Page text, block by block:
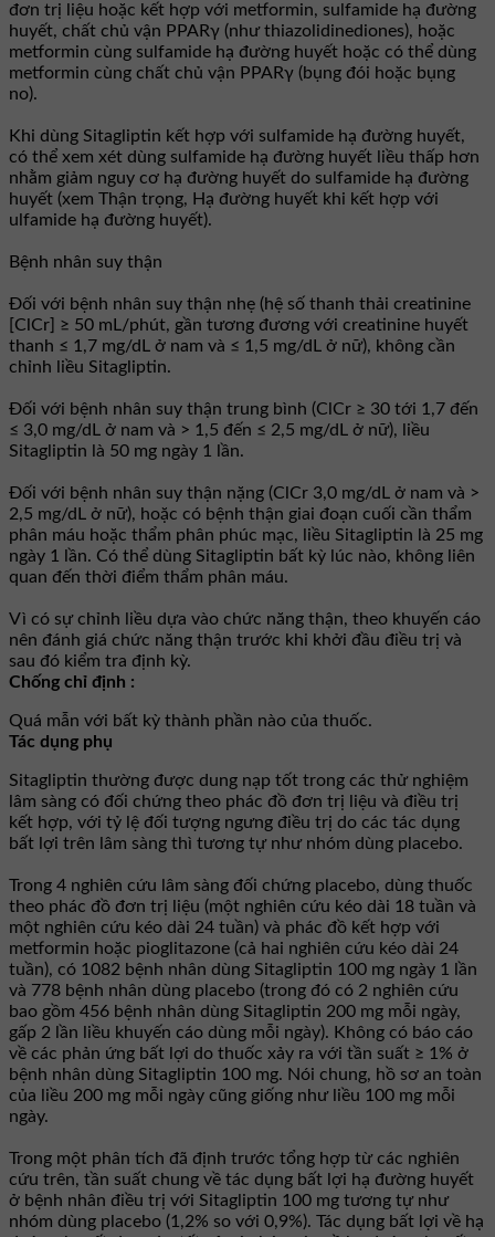
đơn trị liệu hoặc kết hợp với metformin, sulfamide hạ đường
huyết, chất chủ vận PPARγ (như thiazolidinediones), hoặc
metformin cùng sulfamide hạ đường huyết hoặc có thể dùng
metformin cùng chất chủ vận PPARγ (bụng đói hoặc bụng
no).
Khi dùng Sitagliptin kết hợp với sulfamide hạ đường huyết,
có thể xem xét dùng sulfamide hạ đường huyết liều thấp hơn
nhằm giảm nguy cơ hạ đường huyết do sulfamide hạ đường
huyết (xem Thận trọng, Hạ đường huyết khi kết hợp với
ulfamide hạ đường huyết).
Bệnh nhân suy thận
Đối với bệnh nhân suy thận nhẹ (hệ số thanh thải creatinine
[ClCr] ≥ 50 mL/phút, gần tương đương với creatinine huyết
thanh ≤ 1,7 mg/dL ở nam và ≤ 1,5 mg/dL ở nữ), không cần
chỉnh liều Sitagliptin.
Đối với bệnh nhân suy thận trung bình (ClCr ≥ 30 tới 1,7 đến
≤ 3,0 mg/dL ở nam và > 1,5 đến ≤ 2,5 mg/dL ở nữ), liều
Sitagliptin là 50 mg ngày 1 lần.
Đối với bệnh nhân suy thận nặng (ClCr 3,0 mg/dL ở nam và >
2,5 mg/dL ở nữ), hoặc có bệnh thận giai đoạn cuối cần thẩm
phân máu hoặc thẩm phân phúc mạc, liều Sitagliptin là 25 mg
ngày 1 lần. Có thể dùng Sitagliptin bất kỳ lúc nào, không liên
quan đến thời điểm thẩm phân máu.
Vì có sự chỉnh liều dựa vào chức năng thận, theo khuyến cáo
nên đánh giá chức năng thận trước khi khởi đầu điều trị và
sau đó kiểm tra định kỳ.
Chống chỉ định :
Quá mẫn với bất kỳ thành phần nào của thuốc.
Tác dụng phụ
Sitagliptin thường được dung nạp tốt trong các thử nghiệm
lâm sàng có đối chứng theo phác đồ đơn trị liệu và điều trị
kết hợp, với tỷ lệ đối tượng ngưng điều trị do các tác dụng
bất lợi trên lâm sàng thì tương tự như nhóm dùng placebo.
Trong 4 nghiên cứu lâm sàng đối chứng placebo, dùng thuốc
theo phác đồ đơn trị liệu (một nghiên cứu kéo dài 18 tuần và
một nghiên cứu kéo dài 24 tuần) và phác đồ kết hợp với
metformin hoặc pioglitazone (cả hai nghiên cứu kéo dài 24
tuần), có 1082 bệnh nhân dùng Sitagliptin 100 mg ngày 1 lần
và 778 bệnh nhân dùng placebo (trong đó có 2 nghiên cứu
bao gồm 456 bệnh nhân dùng Sitagliptin 200 mg mỗi ngày,
gấp 2 lần liều khuyến cáo dùng mỗi ngày). Không có báo cáo
về các phản ứng bất lợi do thuốc xảy ra với tần suất ≥ 1% ở
bệnh nhân dùng Sitagliptin 100 mg. Nói chung, hồ sơ an toàn
của liều 200 mg mỗi ngày cũng giống như liều 100 mg mỗi
ngày.
Trong một phân tích đã định trước tổng hợp từ các nghiên
cứu trên, tần suất chung về tác dụng bất lợi hạ đường huyết
ở bệnh nhân điều trị với Sitagliptin 100 mg tương tự như
nhóm dùng placebo (1,2% so với 0,9%). Tác dụng bất lợi về hạ